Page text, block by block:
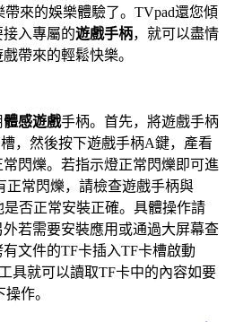
來的娛樂體驗了。TVpad還您傾
入專屬的遊戲手柄，就可以盡情
帶來的輕鬆快樂。
體感遊戲手柄。首先，將遊戲手柄
，然後按下遊戲手柄A鍵，產看
閃爍。若指示燈正常閃爍即可進
正常閃爍，請檢查遊戲手柄與
否正常安裝正確。具體操作請
若需要安裝應用或通過大屏幕查
文件的TF卡插入TF卡槽啟動
具就可以讀取TF卡中的內容如要
作。